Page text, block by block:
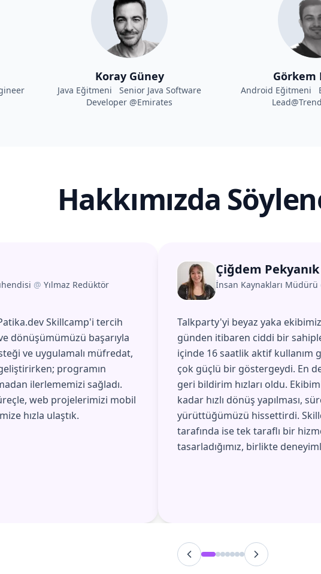
Koray Güney
Java Eğitmeni Senior Java Software
Developer @Emirates
Görkem
Android Eğitmeni
Hakkımızda
@ Yılmaz Redüktör
Skillcamp'i tercih
dönüşümümüzü başarıyla
ve uygulamalı müfredat,
programın
ilerlememizi sağladı.
web projelerimizi mobil
hızla ulaştık.
Çiğdem Pekyanık
İnsan Kaynakları Müdürü
Talkparty'yi beyaz yaka
günden itibaren ciddi bir
içinde 16 saatlik aktif kullanım
çok güçlü bir göstergeydi. En
geri bildirim hızları oldu.
kadar hızlı dönüş yapılması,
yürüttüğümüzü hissettirdi.
tarafında ise tek taraflı bir
tasarladığımız, birlikte